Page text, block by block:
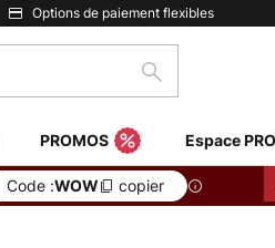
Options de paiement flexibles
Rechercher
PROMOS Espace PRO
Code :WOW copier